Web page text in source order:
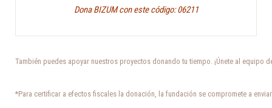
Dona BIZUM con este código: 06211
También puedes apoyar nuestros proyectos donando tu tiempo. ¡Únete al equipo
*Para certificar a efectos fiscales la donación, la fundación se compromete a